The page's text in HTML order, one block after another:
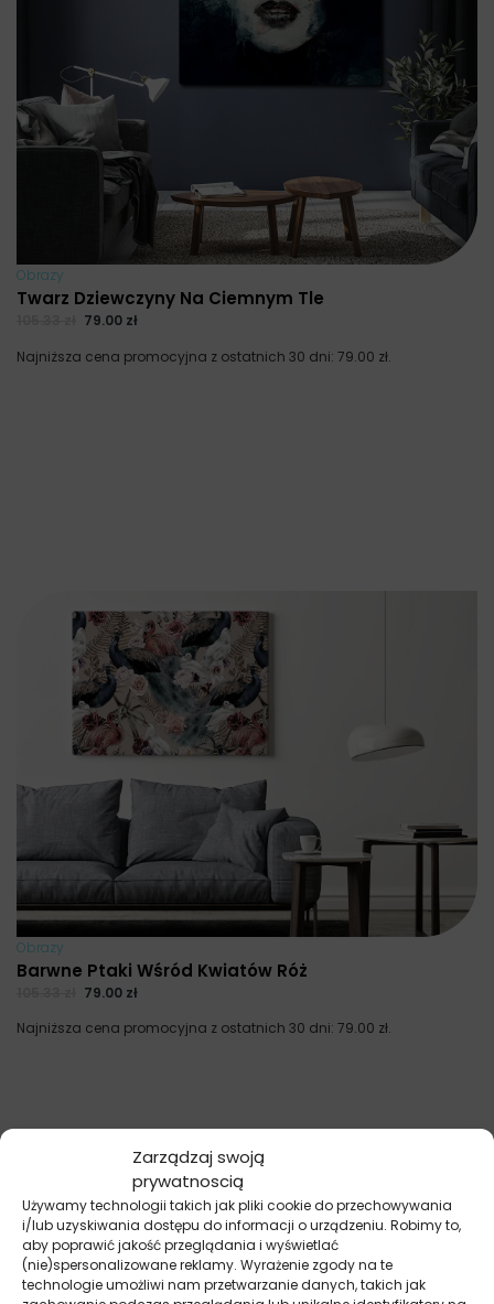
Zarządzaj swoją
prywatnoscią
Używamy technologii takich jak pliki cookie do przechowywania
i/lub uzyskiwania dostępu do informacji o urządzeniu. Robimy to,
aby poprawić jakość przeglądania i wyświetlać
(nie)spersonalizowane reklamy. Wyrażenie zgody na te
technologie umożliwi nam przetwarzanie danych, takich jak
Obrazy
Twarz Dziewczyny Na Ciemnym Tle
79.00 zł
Najniższa cena promocyjna z ostatnich 30 dni: 79.00 zł.
Obrazy
Barwne Ptaki Wśród Kwiatów Róż
79.00 zł
Najniższa cena promocyjna z ostatnich 30 dni: 79.00 zł.